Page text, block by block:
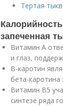
Тертая
запеченная
Витамин А
и глаз,
В-каротин
бета-каротина
Витамин В5
синтезе ряда